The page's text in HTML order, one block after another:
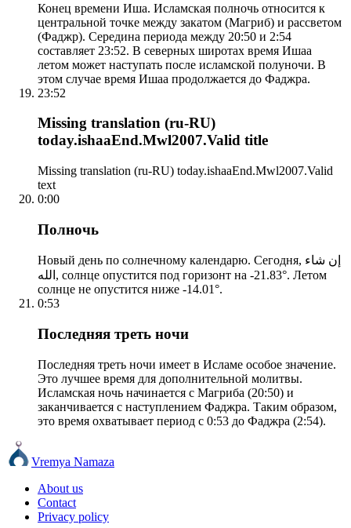
Конец времени Иша. Исламская полночь относится к
центральной точке между закатом (Магриб) и рассветом
(Фаджр). Середина периода между 20:50 и 2:54
составляет 23:52. В северных широтах время Ишаа
летом может наступать после исламской полуночи. В
этом случае время Ишаа продолжается до Фаджра.
23:52
Missing translation (ru-RU)
today.ishaaEnd.Mwl2007.Valid title
Missing translation (ru-RU) today.ishaaEnd.Mwl2007.Valid
text
0:00
Полночь
Новый день по солнечному календарю. Сегодня, إن شاء
الله, солнце опустится под горизонт на -21.83°. Летом
солнце не опустится ниже -14.01°.
0:53
Последняя треть ночи
Последняя треть ночи имеет в Исламе особое значение.
Это лучшее время для дополнительной молитвы.
Исламская ночь начинается с Магриба (20:50) и
заканчивается с наступлением Фаджра. Таким образом,
это время охватывает период с 0:53 до Фаджра (2:54).
Vremya Namaza
About us
Contact
Privacy policy